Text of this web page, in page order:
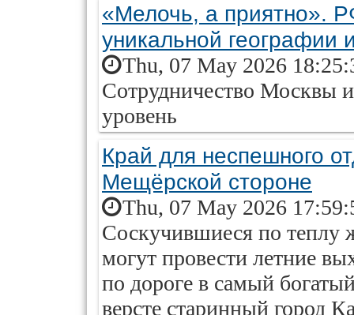
«Мелочь, а приятно».
уникальной географии
Thu, 07 May 2026
Сотрудничество Москвы
уровень
Край для неспешного
Мещёрской стороне
Thu, 07 May 2026
Соскучившиеся по теплу
могут провести летние
по дороге в самый
версте старинный город